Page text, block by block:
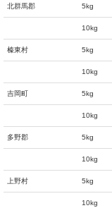
北群馬郡 5kg
10kg
榛東村 5kg
10kg
吉岡町 5kg
10kg
多野郡 5kg
10kg
上野村 5kg
10kg